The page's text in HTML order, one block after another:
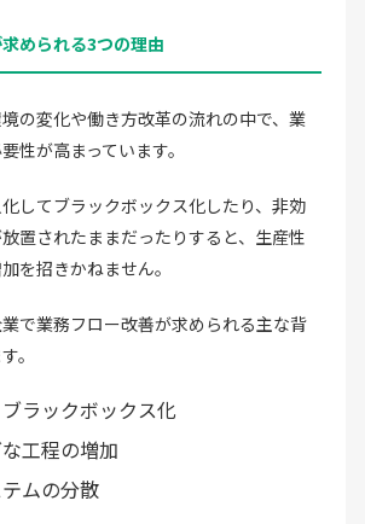
められる3つの理由
の変化や働き方改革の流れの中で、業
性が高まっています。
してブラックボックス化したり、非効
置されたままだったりすると、生産性
を招きかねません。
で業務フロー改善が求められる主な背
。
ラックボックス化
工程の増加
ムの分散